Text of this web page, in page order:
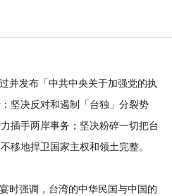
并发布「中共中央关于加强党的执
坚决反对和遏制「台独」分裂势
插手两岸事务；坚决粉碎一切把台
移地捍卫国家主权和领土完整。
时强调，台湾的中华民国与中国的